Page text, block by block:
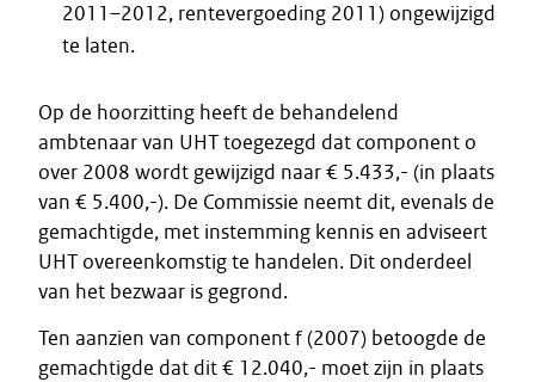
2011–2012, rentevergoeding 2011) ongewijzigd
te laten.
Op de hoorzitting heeft de behandelend
ambtenaar van UHT toegezegd dat component o
over 2008 wordt gewijzigd naar € 5.433,- (in plaats
van € 5.400,-). De Commissie neemt dit, evenals de
gemachtigde, met instemming kennis en adviseert
UHT overeenkomstig te handelen. Dit onderdeel
van het bezwaar is gegrond.
Ten aanzien van component f (2007) betoogde de
gemachtigde dat dit € 12.040,- moet zijn in plaats